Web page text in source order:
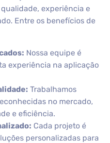
experiência e
Entre os benefícios de
Nossa equipe é
experiência na aplicação
Trabalhamos
no mercado,
e eficiência.
Cada projeto é
personalizadas para